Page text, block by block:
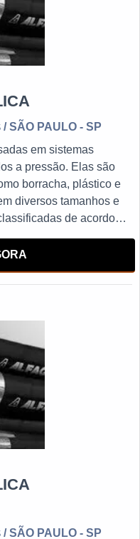
/ SÃO PAULO - SP
em sistemas
a pressão. Elas são
borracha, plástico e
diversos tamanhos e
de acordo
/ SÃO PAULO - SP